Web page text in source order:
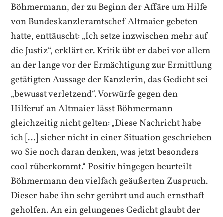
Böhmermann, der zu Beginn der Affäre um Hilfe
von Bundeskanzleramtschef Altmaier gebeten
hatte, enttäuscht: „Ich setze inzwischen mehr auf
die Justiz“, erklärt er. Kritik übt er dabei vor allem
an der lange vor der Ermächtigung zur Ermittlung
getätigten Aussage der Kanzlerin, das Gedicht sei
„bewusst verletzend“. Vorwürfe gegen den
Hilferuf an Altmaier lässt Böhmermann
gleichzeitig nicht gelten: „Diese Nachricht habe
ich […] sicher nicht in einer Situation geschrieben
wo Sie noch daran denken, was jetzt besonders
cool rüberkommt.“ Positiv hingegen beurteilt
Böhmermann den vielfach geäußerten Zuspruch.
Dieser habe ihn sehr gerührt und auch ernsthaft
geholfen. An ein gelungenes Gedicht glaubt der